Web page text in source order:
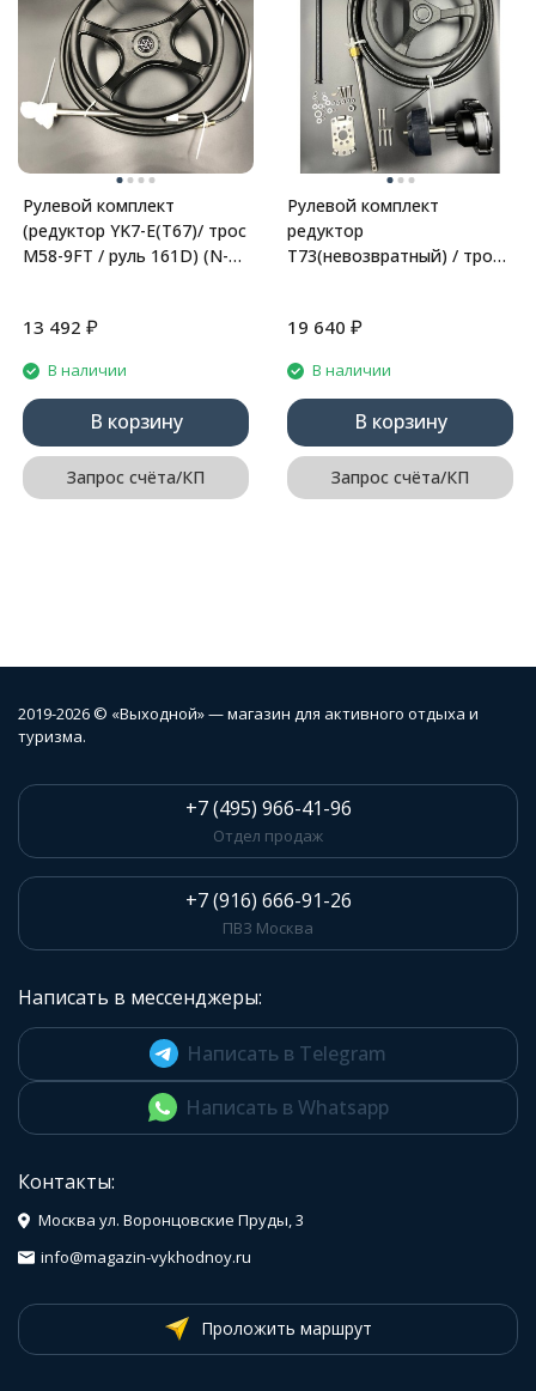
Рулевой комплект
(редуктор YK7-E(Т67)/ трос
M58-9FT / руль 161D) (N-
13 492 ₽
В наличии
В корзину
Запрос счёта/КП
Рулевой комплект
редуктор
T73(невозвратный) / трос
19 640 ₽
В наличии
В корзину
Запрос счёта/КП
2019-2026 © «Выходной» — магазин для активного отдыха и
туризма.
+7 (495) 966-41-96
Отдел продаж
+7 (916) 666-91-26
ПВЗ Москва
Написать в мессенджеры:
Написать в Telegram
Написать в Whatsapp
Контакты:
Москва ул. Воронцовские Пруды, 3
info@magazin-vykhodnoy.ru
Проложить маршрут